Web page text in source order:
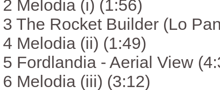
2 Melodia (i) (1:56)
3 The Rocket Builder (Lo
4 Melodia (ii) (1:49)
5 Fordlandia - Aerial View
6 Melodia (iii) (3:12)